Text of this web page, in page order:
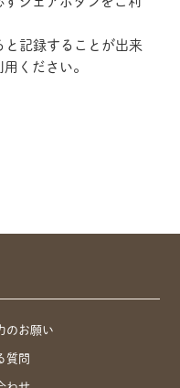
と記録することが出来
ください。
のお願い
質問